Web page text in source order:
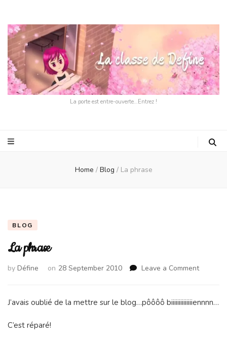
La porte est entre-ouverte…Entrez !
Home / Blog / La phrase
BLOG
La phrase
by Défine on 28 September 2010 Leave a Commenton
J’avais oublié de la mettre sur le blog…pôôôô biiiiiiiiiiiiiiennnn…
C’est réparé!